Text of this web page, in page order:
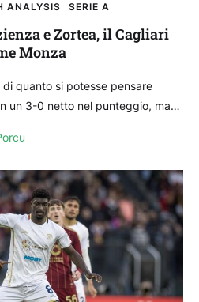
ANALYSIS SERIE A
e Zortea, il Cagliari
Monza
quanto si potesse pensare
un 3-0 netto nel punteggio, ma